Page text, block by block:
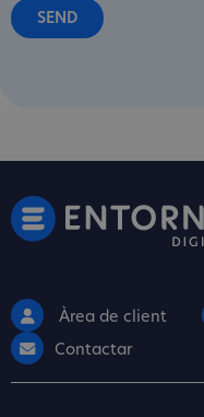
Àrea de client
Contactar